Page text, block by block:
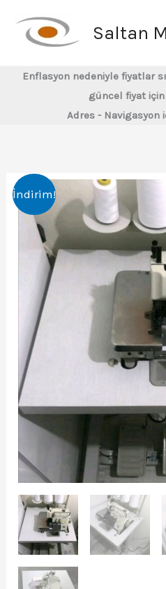
Saltan
Enflasyon nedeniyle fiyatlar
güncel fiyat için
Adres - Navigasyon
İndirim!